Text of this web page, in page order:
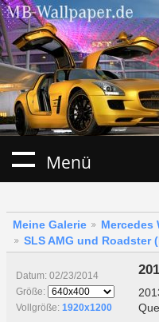
Menü
Meine Galerie Mercedes
SLS AMG und Roadster
Datum: 02/23/2014
Größe:
Vollgröße: 1920x1200